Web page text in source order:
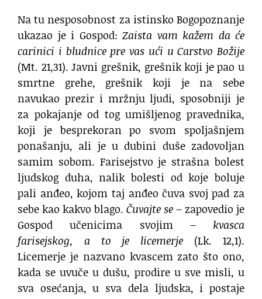
Na tu nesposobnost za istinsko Bogopoznanje
ukazao je i Gospod: Zaista vam kažem da će
carinici i bludnice pre vas ući u Carstvo Božije
(Mt. 21,31). Javni grešnik, grešnik koji je pao u
smrtne grehe, grešnik koji je na sebe
navukao prezir i mržnju ljudi, sposobniji je
za pokajanje od tog umišljenog pravednika,
koji je besprekoran po svom spoljašnjem
ponašanju, ali je u dubini duše zadovoljan
samim sobom. Farisejstvo je strašna bolest
ljudskog duha, nalik bolesti od koje boluje
pali anđeo, kojom taj anđeo čuva svoj pad za
sebe kao kakvo blago. Čuvajte se– zapovedio je
Gospod učenicima svojim – kvasca
farisejskog, a to je licemerje (Lk. 12,1).
Licemerje je nazvano kvascem zato što ono,
kada se uvuče u dušu, prodire u sve misli, u
sva osećanja, u sva dela ljudska, i postaje